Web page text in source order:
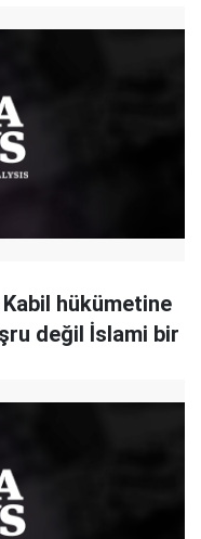
hükümetine
değil İslami bir